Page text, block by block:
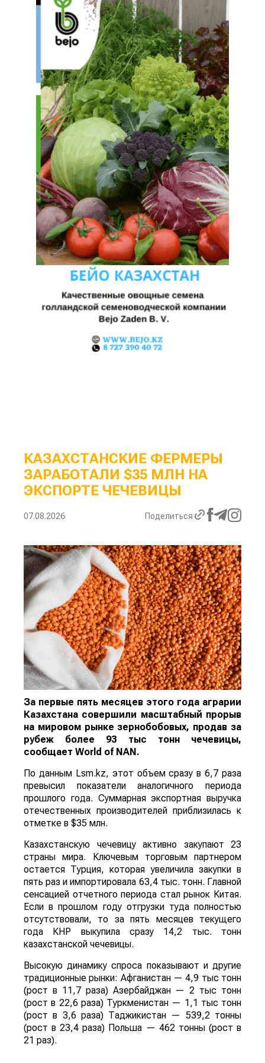
КАЗАХСТАНСКИЕ ФЕРМЕРЫ
ЗАРАБОТАЛИ $35 МЛН НА
ЭКСПОРТЕ ЧЕЧЕВИЦЫ
07.08.2026 Поделиться
За первые пять месяцев этого года аграрии
Казахстана совершили масштабный прорыв
на мировом рынке зернобобовых, продав за
рубеж более 93 тыс тонн чечевицы,
сообщает World of NAN .
По данным Lsm.kz, этот объем сразу в 6,7 раза
превысил показатели аналогичного периода
прошлого года. Суммарная экспортная выручка
отечественных производителей приблизилась к
отметке в $35 млн.
Казахстанскую чечевицу активно закупают 23
страны мира. Ключевым торговым партнером
остается Турция, которая увеличила закупки в
пять раз и импортировала 63,4 тыс. тонн. Главной
сенсацией отчетного периода стал рынок Китая.
Если в прошлом году отгрузки туда полностью
отсутствовали, то за пять месяцев текущего
года КНР выкупила сразу 14,2 тыс. тонн
казахстанской чечевицы.
Высокую динамику спроса показывают и другие
традиционные рынки: Афганистан — 4,9 тыс тонн
(рост в 11,7 раза) Азербайджан — 2 тыс тонн
(рост в 22,6 раза) Туркменистан — 1,1 тыс тонн
(рост в 3,6 раза) Таджикистан — 539,2 тонны
(рост в 23,4 раза) Польша — 462 тонны (рост в
21 раз).